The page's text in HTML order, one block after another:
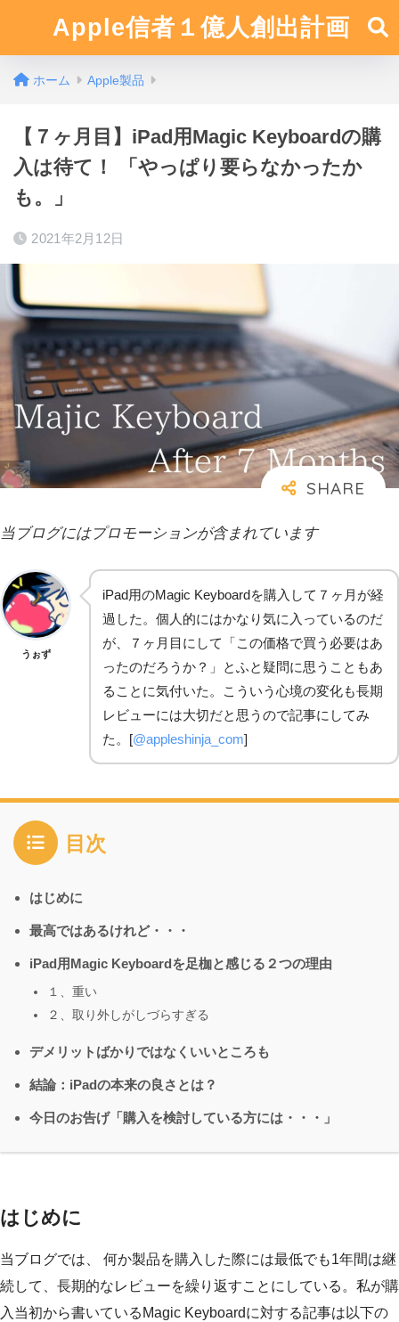
Apple信者１億人創出計画
ホーム Apple製品
【７ヶ月目】iPad用Magic Keyboardの購
入は待て！ 「やっぱり要らなかったか
も。」
2021年2月12日
当ブログにはプロモーションが含まれています
うぉず
iPad用のMagic Keyboardを購入して７ヶ月が経
過した。個人的にはかなり気に入っているのだ
が、７ヶ月目にして「この価格で買う必要はあ
ったのだろうか？」とふと疑問に思うこともあ
ることに気付いた。こういう心境の変化も長期
レビューには大切だと思うので記事にしてみ
た。[@appleshinja_com]
目次
はじめに
最高ではあるけれど・・・
iPad用Magic Keyboardを足枷と感じる２つの理由
１、重い
２、取り外しがしづらすぎる
デメリットばかりではなくいいところも
結論：iPadの本来の良さとは？
今日のお告げ「購入を検討している方には・・・」
はじめに
当ブログでは、 何か製品を購入した際には最低でも1年間は継
続して、長期的なレビューを繰り返すことにしている。私が購
入当初から書いているMagic Keyboardに対する記事は以下の